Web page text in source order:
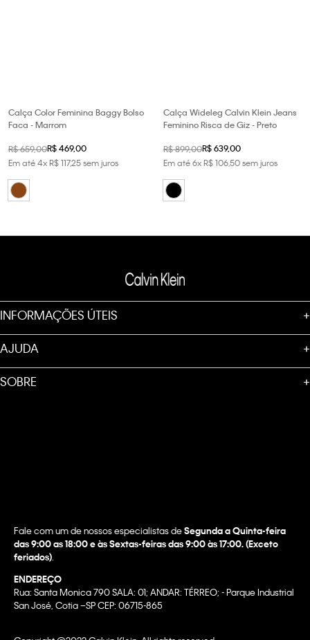
Calça Color Feminina Baggy Bolso
Faca - Marrom
R$659,00R$469,00
Em até4xR$117,25sem juros
Calça Wideleg Calvin Klein Jeans
Feminino Risca de Giz - Preto
R$899,00R$639,00
Em até6xR$10650sem juros
INFORMAÇÕES ÚTEIS +
AJUDA +
SOBRE +
Fale com um de nossos especialistas deSegunda a Quinta-feira
das 9:00 as 18:00 e às Sextas-feiras das 9:00 às 17:00. (Exceto
feriados)
ENDEREÇO
Rua: Santa Monica 790 SALA: 01; ANDAR: TÉRREO; - Parque Industrial
San José, Cotia –SP CEP: 06715-865